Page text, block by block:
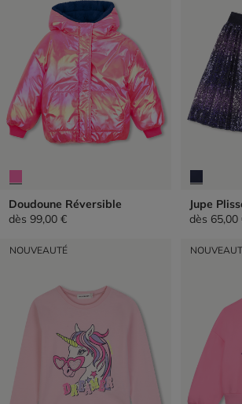
Doudoune Réversible
dès 99,00 €
Jupe
dès 65,00
NOUVEAUTÉ